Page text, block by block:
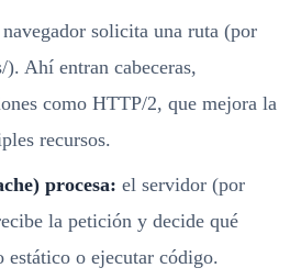
solicita una ruta (por
Ahí entran cabeceras,
como HTTP/2, que mejora la
recursos.
procesa: el servidor (por
la petición y decide qué
estático o ejecutar código.